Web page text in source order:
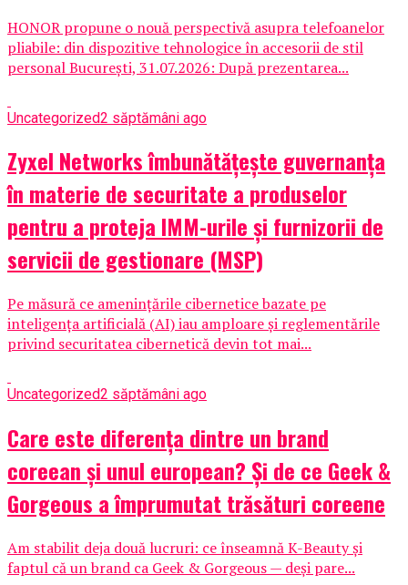
HONOR propune o nouă perspectivă asupra telefoanelor
pliabile: din dispozitive tehnologice în accesorii de stil
personal București, 31.07.2026: După prezentarea...
Uncategorized2 săptămâni ago
Zyxel Networks îmbunătățește guvernanța
în materie de securitate a produselor
pentru a proteja IMM-urile și furnizorii de
servicii de gestionare (MSP)
Pe măsură ce amenințările cibernetice bazate pe
inteligența artificială (AI) iau amploare și reglementările
privind securitatea cibernetică devin tot mai...
Uncategorized2 săptămâni ago
Care este diferența dintre un brand
coreean și unul european? Și de ce Geek &
Gorgeous a împrumutat trăsături coreene
Am stabilit deja două lucruri: ce înseamnă K-Beauty și
faptul că un brand ca Geek & Gorgeous — deși pare...